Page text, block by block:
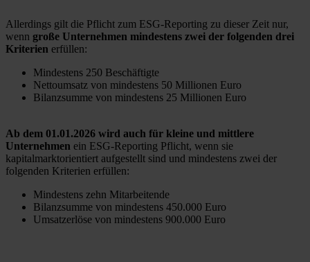
Allerdings gilt die Pflicht zum ESG-Reporting zu dieser Zeit nur,
wenn große Unternehmen mindestens zwei der folgenden drei
Kriterien erfüllen:
Mindestens 250 Beschäftigte
Nettoumsatz von mindestens 50 Millionen Euro
Bilanzsumme von mindestens 25 Millionen Euro
Ab dem 01.01.2026 wird auch für kleine und mittlere
Unternehmen ein ESG-Reporting Pflicht, wenn sie
kapitalmarktorientiert aufgestellt sind und mindestens zwei der
folgenden Kriterien erfüllen:
Mindestens zehn Mitarbeitende
Bilanzsumme von mindestens 450.000 Euro
Umsatzerlöse von mindestens 900.000 Euro